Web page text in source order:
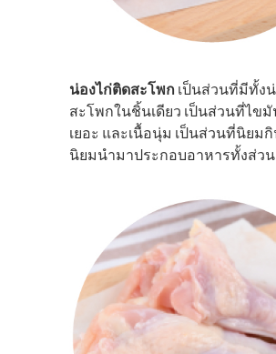
น่องไก่ติดสะโพก เป็นส่วนที่มีทั้ง
สะโพกในชิ้นเดียว เป็นส่วนที่ไข
เยอะ และเนื้อนุ่ม เป็นส่วนที่นิยม
นิยมนำมาประกอบอาหารทั้งส่วน